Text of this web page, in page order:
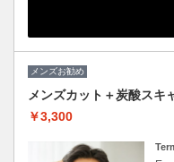
眉
か
メンズお勧め
メンズカット＋炭酸スキ
￥3,300